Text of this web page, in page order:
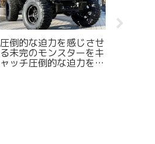
圧倒的な迫力を感じさせ
る未完のモンスターをキ
ャッチ圧倒的な迫力を感